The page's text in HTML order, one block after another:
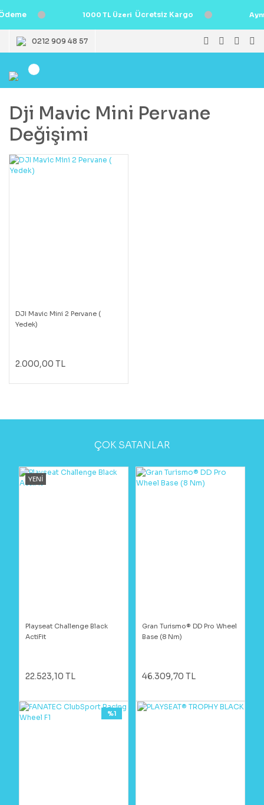
1000 TL Üzeri Ücretsiz Kargo
0212 909 48 57
Dji Mavic Mini Pervane
Değişimi
DJI Mavic Mini 2 Pervane (
Yedek)
2.000,00 TL
ÇOK SATANLAR
YENİ
Playseat Challenge Black
ActiFit
22.523,10 TL
Gran Turismo® DD Pro Wheel
Base (8 Nm)
46.309,70 TL
%1